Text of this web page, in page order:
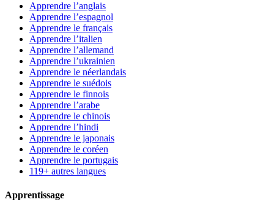
Apprendre l’anglais
Apprendre l’espagnol
Apprendre le français
Apprendre l’italien
Apprendre l’allemand
Apprendre l’ukrainien
Apprendre le néerlandais
Apprendre le suédois
Apprendre le finnois
Apprendre l’arabe
Apprendre le chinois
Apprendre l’hindi
Apprendre le japonais
Apprendre le coréen
Apprendre le portugais
119+ autres langues
Apprentissage